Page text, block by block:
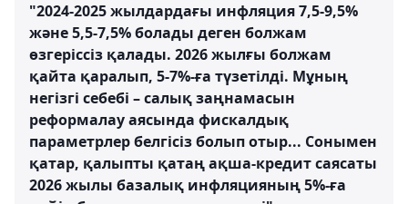
"2024-2025 жылдардағы инфляция 7,5-9,5%
және 5,5-7,5% болады деген болжам
өзгеріссіз қалады. 2026 жылғы болжам
қайта қаралып, 5-7%-ға түзетілді. Мұның
негізгі себебі – салық заңнамасын
реформалау аясында фискалдық
параметрлер белгісіз болып отыр... Сонымен
қатар, қалыпты қатаң ақша-кредит саясаты
2026 жылы базалық инфляцияның 5%-ға